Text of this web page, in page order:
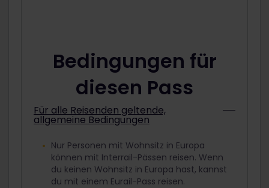
Bedingungen für
diesen Pass
Für alle Reisenden geltende,
allgemeine Bedingungen
Nur Personen mit Wohnsitz in Europa
können mit Interrail-Pässen reisen. Wenn
du keinen Wohnsitz in Europa hast, kannst
du mit einem Eurail-Pass reisen.